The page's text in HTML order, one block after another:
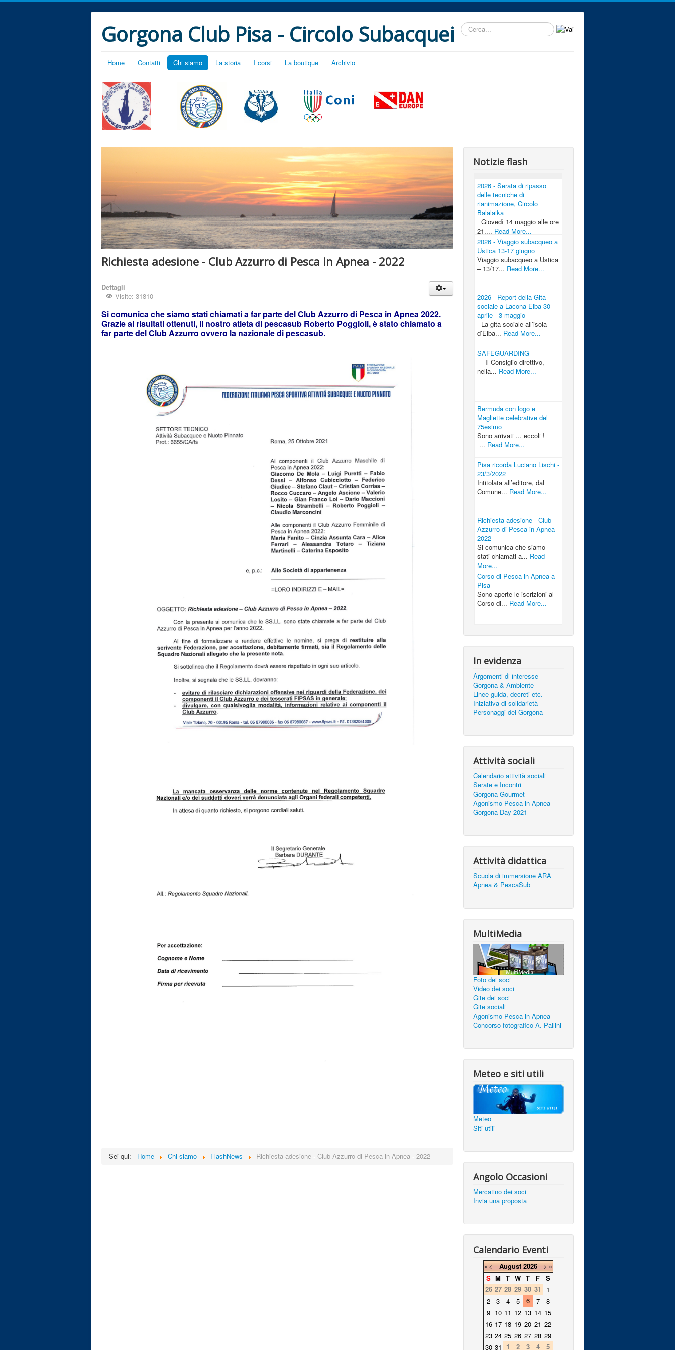
Gorgona Club Pisa - Circolo Subacquei Cerca...
Home Contatti Chi siamo La storia I corsi La boutique Archivio
Richiesta adesione - Club Azzurro di Pesca in Apnea - 2022
Dettagli
Visite: 31810
Si comunica che siamo stati chiamati a far parte del Club Azzurro di Pesca in Apnea 2022.
Grazie ai risultati ottenuti, il nostro atleta di pescasub Roberto Poggioli, è stato chiamato a
far parte del Club Azzurro ovvero la nazionale di pescasub.
Sei qui: Home Chi siamo FlashNews Richiesta adesione - Club Azzurro di Pesca in Apnea - 2022
Notizie flash
2026 - Serata di ripasso
delle tecniche di
rianimazione, Circolo
Balalaika
Giovedì 14 maggio alle ore
21,... Read More...
2026 - Viaggio subacqueo a
Ustica 13-17 giugno
Viaggio subacqueo a Ustica
– 13/17... Read More...
2026 - Report della Gita
sociale a Lacona-Elba 30
aprile - 3 maggio
La gita sociale all’isola
d’Elba... Read More...
SAFEGUARDING
Il Consiglio direttivo,
nella... Read More...
Bermuda con logo e
Magliette celebrative del
75esimo
Sono arrivati ... eccoli !
... Read More...
Pisa ricorda Luciano Lischi -
23/3/2022
Intitolata all’editore, dal
Comune... Read More...
Richiesta adesione - Club
Azzurro di Pesca in Apnea -
2022
Si comunica che siamo
stati chiamati a... Read
More...
Corso di Pesca in Apnea a
Pisa
Sono aperte le iscrizioni al
Corso di... Read More...
In evidenza
Argomenti di interesse
Gorgona & Ambiente
Linee guida, decreti etc.
Iniziativa di solidarietà
Personaggi del Gorgona
Attività sociali
Calendario attività sociali
Serate e Incontri
Gorgona Gourmet
Agonismo Pesca in Apnea
Gorgona Day 2021
Attività didattica
Scuola di immersione ARA
Apnea & PescaSub
MultiMedia
Foto dei soci
Video dei soci
Gite dei soci
Gite sociali
Agonismo Pesca in Apnea
Concorso fotografico A. Pallini
Meteo e siti utili
Meteo
Siti utili
Angolo Occasioni
Mercatino dei soci
Invia una proposta
Calendario Eventi
«< August 2026 >»
S M T W T F
S
26 27 28 29 30 31
1
2
3 4 5 6 7
8
9 10 11 12 13 14 15
16 17 18 19 20 21 22
23 24 25 26 27 28 29
30 31 1 2 3 4 5